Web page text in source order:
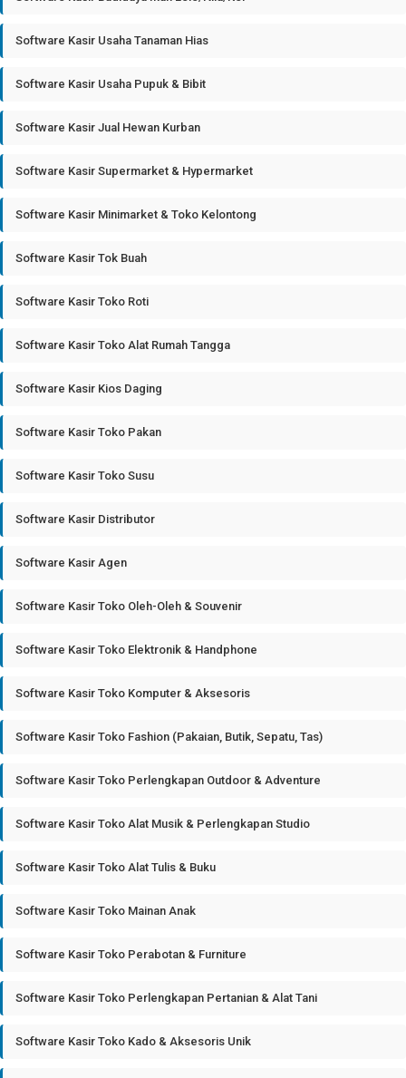
Software Kasir Usaha Tanaman Hias
Software Kasir Usaha Pupuk & Bibit
Software Kasir Jual Hewan Kurban
Software Kasir Supermarket & Hypermarket
Software Kasir Minimarket & Toko Kelontong
Software Kasir Tok Buah
Software Kasir Toko Roti
Software Kasir Toko Alat Rumah Tangga
Software Kasir Kios Daging
Software Kasir Toko Pakan
Software Kasir Toko Susu
Software Kasir Distributor
Software Kasir Agen
Software Kasir Toko Oleh-Oleh & Souvenir
Software Kasir Toko Elektronik & Handphone
Software Kasir Toko Komputer & Aksesoris
Software Kasir Toko Fashion (Pakaian, Butik, Sepatu, Tas)
Software Kasir Toko Perlengkapan Outdoor & Adventure
Software Kasir Toko Alat Musik & Perlengkapan Studio
Software Kasir Toko Alat Tulis & Buku
Software Kasir Toko Mainan Anak
Software Kasir Toko Perabotan & Furniture
Software Kasir Toko Perlengkapan Pertanian & Alat Tani
Software Kasir Toko Kado & Aksesoris Unik